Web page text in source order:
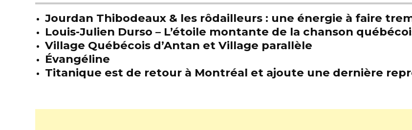
Jourdan Thibodeaux & les rôdailleurs : une énergie à faire
Louis-Julien Durso – L’étoile montante de la chanson
Village Québécois d’Antan et Village parallèle
Évangéline
Titanique est de retour à Montréal et ajoute une dernière